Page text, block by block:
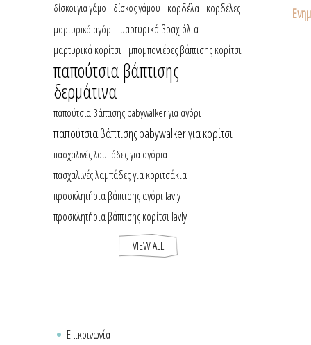
δίσκοι για γάμο δίσκος γάμου κορδέλα κορδέλες
μαρτυρικά αγόρι μαρτυρικά βραχιόλια
μαρτυρικά κορίτσι μπομπονιέρες βάπτισης κορίτσι
παπούτσια βάπτισης
δερμάτινα
παπούτσια βάπτισης babywalker για αγόρι
παπούτσια βάπτισης babywalker για κορίτσι
πασχαλινές λαμπάδες για αγόρια
πασχαλινές λαμπάδες για κοριτσάκια
προσκλητήρια βάπτισης αγόρι lavly
προσκλητήρια βάπτισης κορίτσι lavly
VIEW ALL
Επικοινωνία